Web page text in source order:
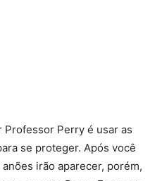
Perry é usar as
se proteger. Após você
irão aparecer, porém,